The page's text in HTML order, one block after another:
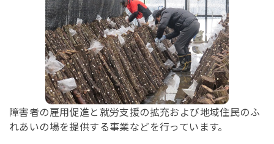
障害者の雇用促進と就労支援の拡充および地域住民のふ
れあいの場を提供する事業などを行っています。